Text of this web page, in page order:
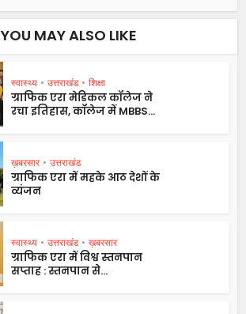
YOU MAY ALSO LIKE
स्वास्थ्य • उत्तराखंड • शिक्षा
ग्राफिक एरा मेडिकल कॉलेज ने
रचा इतिहास, कॉलेज में MBBS...
ख़बरसार • उत्तराखंड
ग्राफिक एरा में महके आठ देशों के
व्यंजन
स्वास्थ्य • उत्तराखंड • ख़बरसार
ग्राफिक एरा में विश्व स्तनपान
सप्ताह : स्तनपान से...